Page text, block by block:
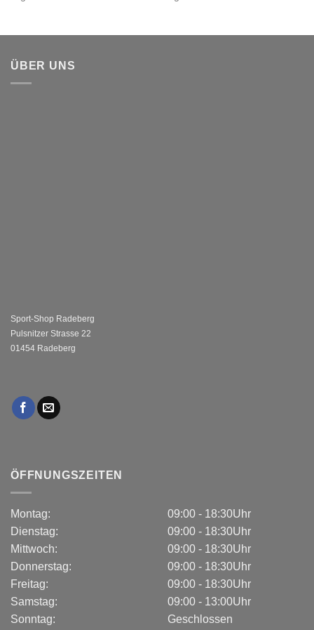
ÜBER UNS
Sport-Shop Radeberg
Pulsnitzer Strasse 22
01454 Radeberg
ÖFFNUNGSZEITEN
Montag:
Dienstag:
Mittwoch:
Donnerstag:
Freitag:
Samstag:
Sonntag:
09:00 - 18:30Uhr
09:00 - 18:30Uhr
09:00 - 18:30Uhr
09:00 - 18:30Uhr
09:00 - 18:30Uhr
09:00 - 13:00Uhr
Geschlossen